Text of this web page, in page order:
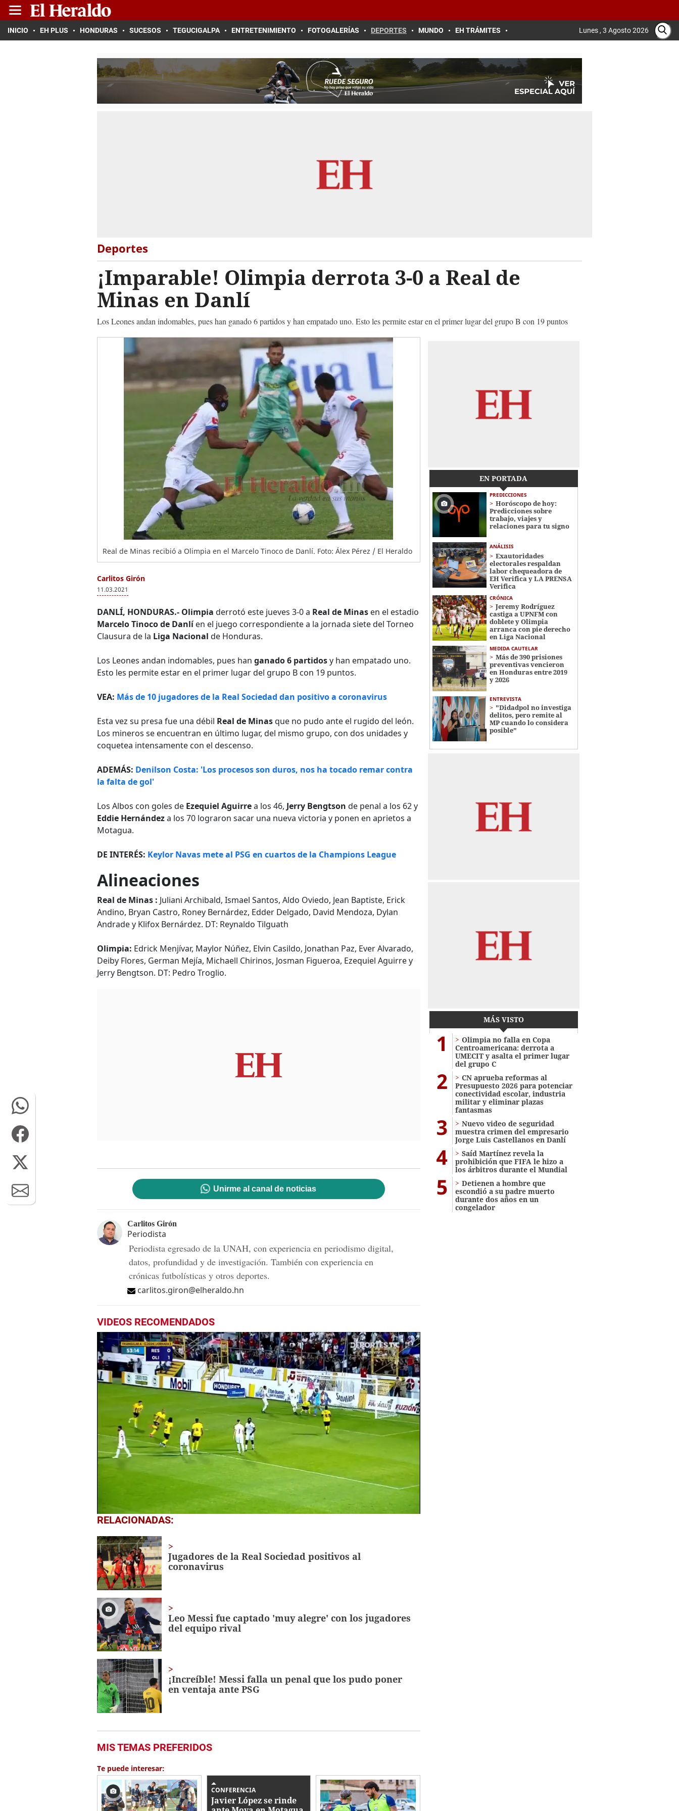
INICIO EH PLUS HONDURAS SUCESOS TEGUCIGALPA ENTRETENIMIENTO FOTOGALERÍAS DEPORTES MUNDO EH TRÁMITES Lunes , 3 Agosto 2026
Deportes
¡Imparable! Olimpia derrota 3-0 a Real de
Minas en Danlí
Los Leones andan indomables, pues han ganado 6 partidos y han empatado uno. Esto les permite estar en el primer lugar del grupo B con 19 puntos
Real de Minas recibió a Olimpia en el Marcelo Tinoco de Danlí. Foto: Álex Pérez / El Heraldo
Carlitos Girón
11.03.2021
DANLÍ, HONDURAS.- Olimpia derrotó este jueves 3-0 a Real de Minas en el estadio
Marcelo Tinoco de Danlíen el juego correspondiente a la jornada siete del Torneo
Clausura de la Liga Nacional de Honduras.
Los Leones andan indomables, pues han ganado 6 partidosy han empatado uno.
Esto les permite estar en el primer lugar del grupo B con 19 puntos.
VEA: Más de 10 jugadores de la Real Sociedad dan positivo a coronavirus
Esta vez su presa fue una débil Real de Minasque no pudo ante el rugido del león.
Los mineros se encuentran en último lugar, del mismo grupo, con dos unidades y
coquetea intensamente con el descenso.
ADEMÁS: Denilson Costa: 'Los procesos son duros, nos ha tocado remar contra
la falta de gol'
Los Albos con goles de Ezequiel Aguirrea los 46, Jerry Bengtson de penal a los 62 y
Eddie Hernándeza los 70 lograron sacar una nueva victoria y ponen en aprietos a
Motagua.
DE INTERÉS: Keylor Navas mete al PSG en cuartos de la Champions League
Alineaciones
Real de Minas : Juliani Archibald, Ismael Santos, Aldo Oviedo, Jean Baptiste, Erick
Andino, Bryan Castro, Roney Bernárdez, Edder Delgado, David Mendoza, Dylan
Andrade y Klifox Bernárdez. DT: Reynaldo Tilguath
Olimpia: Edrick Menjívar, Maylor Núñez, Elvin Casildo, Jonathan Paz, Ever Alvarado,
Deiby Flores, German Mejía, Michaell Chirinos, Josman Figueroa, Ezequiel Aguirre y
Jerry Bengtson. DT: Pedro Troglio.
Unirme al canal de noticias
Carlitos Girón
Periodista
Periodista egresado de la UNAH, con experiencia en periodismo digital,
datos, profundidad y de investigación. También con experiencia en
crónicas futbolísticas y otros deportes.
carlitos.giron@elheraldo.hn
VIDEOS RECOMENDADOS
0
of
minutes,
9
secondsVolume
0%
RELACIONADAS:
Jugadores de la Real Sociedad positivos al
coronavirus
Leo Messi fue captado 'muy alegre' con los jugadores
del equipo rival
¡Increíble! Messi falla un penal que los pudo poner
en ventaja ante PSG
MIS TEMAS PREFERIDOS
Te puede interesar:
CONFERENCIA
Javier López se rinde
EN PORTADA
PREDICCIONES
Horóscopo de hoy:
Predicciones sobre
trabajo, viajes y
relaciones para tu signo
ANÁLISIS
Exautoridades
electorales respaldan
labor chequeadora de
EH Verifica y LA PRENSA
Verifica
CRÓNICA
Jeremy Rodríguez
castiga a UPNFM con
doblete y Olimpia
arranca con pie derecho
en Liga Nacional
MEDIDA CAUTELAR
Más de 390 prisiones
preventivas vencieron
en Honduras entre 2019
y 2026
ENTREVISTA
"Didadpol no investiga
delitos, pero remite al
MP cuando lo considera
posible"
MÁS VISTO
1
Olimpia no falla en Copa
Centroamericana: derrota a
UMECIT y asalta el primer lugar
del grupo C
2
CN aprueba reformas al
Presupuesto 2026 para potenciar
conectividad escolar, industria
militar y eliminar plazas
fantasmas
3
Nuevo video de seguridad
muestra crimen del empresario
Jorge Luis Castellanos en Danlí
4
Saíd Martínez revela la
prohibición que FIFA le hizo a
los árbitros durante el Mundial
5
Detienen a hombre que
escondió a su padre muerto
durante dos años en un
congelador